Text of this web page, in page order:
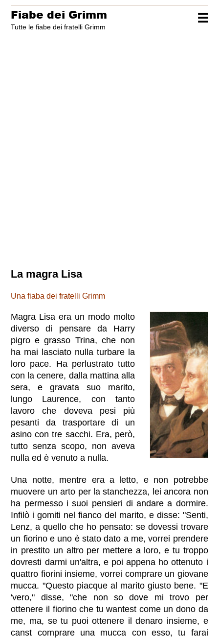
☰
Fiabe dei Grimm
Tutte le fiabe dei fratelli Grimm
La magra Lisa
Una fiaba dei fratelli Grimm
Magra Lisa era un modo molto
diverso di pensare da Harry
pigro e grasso Trina, che non
ha mai lasciato nulla turbare la
loro pace. Ha perlustrato tutto
con la cenere, dalla mattina alla
sera, e gravata suo marito,
lungo Laurence, con tanto
lavoro che doveva pesi più
pesanti da trasportare di un
asino con tre sacchi. Era, però,
tutto senza scopo, non aveva
nulla ed è venuto a nulla.
Una notte, mentre era a letto, e non potrebbe
muovere un arto per la stanchezza, lei ancora non
ha permesso i suoi pensieri di andare a dormire.
Infilò i gomiti nel fianco del marito, e disse: "Senti,
Lenz, a quello che ho pensato: se dovessi trovare
un fiorino e uno è stato dato a me, vorrei prendere
in prestito un altro per mettere a loro, e tu troppo
dovresti darmi un'altra, e poi appena ho ottenuto i
quattro fiorini insieme, vorrei comprare un giovane
mucca. "Questo piacque al marito giusto bene. "E
'vero," disse, "che non so dove mi trovo per
ottenere il fiorino che tu wantest come un dono da
me, ma, se tu puoi ottenere il denaro insieme, e
canst comprare una mucca con esso, tu farai